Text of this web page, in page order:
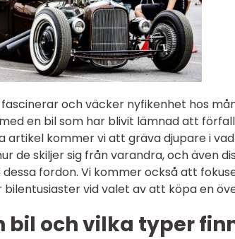
och väcker nyfikenhet hos
en bil som har blivit lämnad att
artikel kommer vi att gräva djupare i
de skiljer sig från varandra, och även
fordon. Vi kommer också att
vid valet av att köpa en
bil och vilka typer